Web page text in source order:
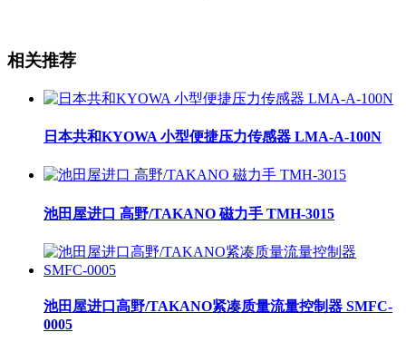
相关推荐
日本共和KYOWA 小型便捷压力传感器 LMA-A-100N
池田屋进口 高野/TAKANO 磁力手 TMH-3015
池田屋进口高野/TAKANO紧凑质量流量控制器 SMFC-
0005